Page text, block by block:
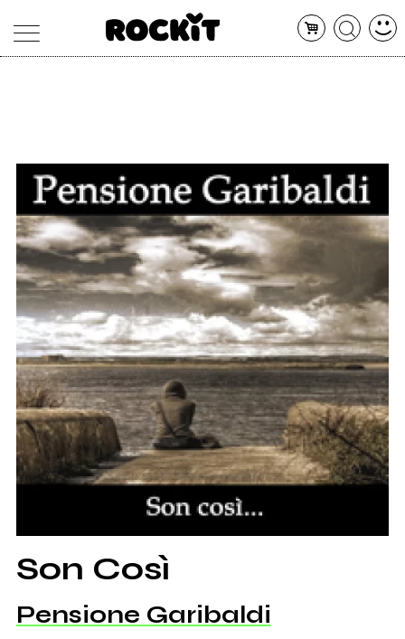
ARTISTI
CONCERTI
SHOP
RADIO
Son Così
Pensione Garibaldi